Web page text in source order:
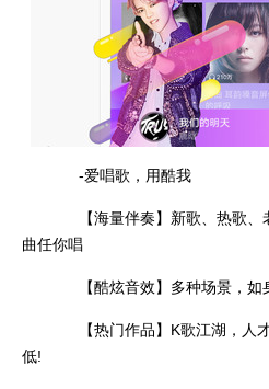
-爱唱歌，用酷我
【海量伴奏】新歌、热歌、
曲任你唱
【酷炫音效】多种场景，如
【热门作品】K歌江湖，人
低!